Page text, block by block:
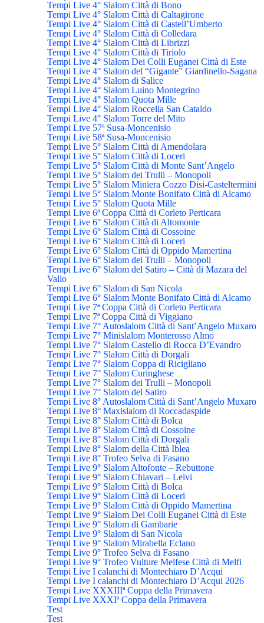
Tempi Live 4° Slalom Città di Bono
Tempi Live 4° Slalom Città di Caltagirone
Tempi Live 4° Slalom Città di Castell’Umberto
Tempi Live 4° Slalom Città di Colledara
Tempi Live 4° Slalom Città di Librizzi
Tempi Live 4° Slalom Città di Tiriolo
Tempi Live 4° Slalom Dei Colli Euganei Città di Este
Tempi Live 4° Slalom del “Gigante” Giardinello-Sagana
Tempi Live 4° Slalom di Salice
Tempi Live 4° Slalom Luino Montegrino
Tempi Live 4° Slalom Quota Mille
Tempi Live 4° Slalom Roccella San Cataldo
Tempi Live 4° Slalom Torre del Mito
Tempi Live 57ª Susa-Moncenisio
Tempi Live 58ª Susa-Moncenisio
Tempi Live 5° Slalom Città di Amendolara
Tempi Live 5° Slalom Città di Loceri
Tempi Live 5° Slalom Città di Monte Sant’Angelo
Tempi Live 5° Slalom dei Trulli – Monopoli
Tempi Live 5° Slalom Miniera Cozzo Disi-Casteltermini
Tempi Live 5° Slalom Monte Bonifato Città di Alcamo
Tempi Live 5° Slalom Quota Mille
Tempi Live 6ª Coppa Città di Corleto Perticara
Tempi Live 6° Slalom Città di Altomonte
Tempi Live 6° Slalom Città di Cossoine
Tempi Live 6° Slalom Città di Loceri
Tempi Live 6° Slalom Città di Oppido Mamertina
Tempi Live 6° Slalom dei Trulli – Monopoli
Tempi Live 6° Slalom del Satiro – Città di Mazara del
Vallo
Tempi Live 6° Slalom di San Nicola
Tempi Live 6° Slalom Monte Bonifato Città di Alcamo
Tempi Live 7ª Coppa Città di Corleto Perticara
Tempi Live 7ª Coppa Città di Viggiano
Tempi Live 7° Autoslalom Città di Sant’Angelo Muxaro
Tempi Live 7° Minislalom Monterosso Almo
Tempi Live 7° Slalom Castello di Rocca D’Evandro
Tempi Live 7° Slalom Città di Dorgali
Tempi Live 7° Slalom Coppa di Ricigliano
Tempi Live 7° Slalom Curinghese
Tempi Live 7° Slalom dei Trulli – Monopoli
Tempi Live 7° Slalom del Satiro
Tempi Live 8° Autoslalom Città di Sant’Angelo Muxaro
Tempi Live 8° Maxislalom di Roccadaspide
Tempi Live 8° Slalom Città di Bolca
Tempi Live 8° Slalom Città di Cossoine
Tempi Live 8° Slalom Città di Dorgali
Tempi Live 8° Slalom della Città Iblea
Tempi Live 8° Trofeo Selva di Fasano
Tempi Live 9° Slalom Altofonte – Rebuttone
Tempi Live 9° Slalom Chiavari – Leivi
Tempi Live 9° Slalom Città di Bolca
Tempi Live 9° Slalom Città di Loceri
Tempi Live 9° Slalom Città di Oppido Mamertina
Tempi Live 9° Slalom Dei Colli Euganei Città di Este
Tempi Live 9° Slalom di Gambarie
Tempi Live 9° Slalom di San Nicola
Tempi Live 9° Slalom Mirabella Eclano
Tempi Live 9° Trofeo Selva di Fasano
Tempi Live 9° Trofeo Vulture Melfese Città di Melfi
Tempi Live I calanchi di Montechiaro D’Acqui
Tempi Live I calanchi di Montechiaro D’Acqui 2026
Tempi Live XXXIIIª Coppa della Primavera
Tempi Live XXXIª Coppa della Primavera
Test
Test